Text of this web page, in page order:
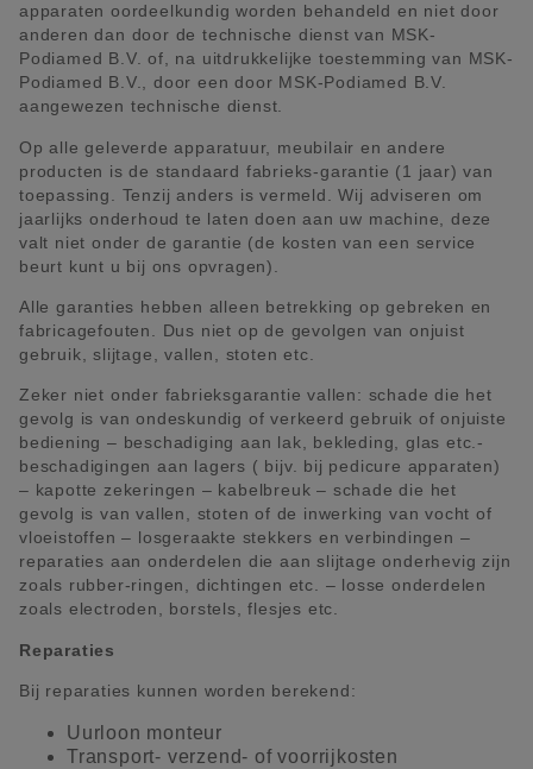
apparaten oordeelkundig worden behandeld en niet door
anderen dan door de technische dienst van MSK-
Podiamed B.V. of, na uitdrukkelijke toestemming van MSK-
Podiamed B.V., door een door MSK-Podiamed B.V.
aangewezen technische dienst.
Op alle geleverde apparatuur, meubilair en andere
producten is de standaard fabrieks-garantie (1 jaar) van
toepassing. Tenzij anders is vermeld. Wij adviseren om
jaarlijks onderhoud te laten doen aan uw machine, deze
valt niet onder de garantie (de kosten van een service
beurt kunt u bij ons opvragen).
Alle garanties hebben alleen betrekking op gebreken en
fabricagefouten. Dus niet op de gevolgen van onjuist
gebruik, slijtage, vallen, stoten etc.
Zeker niet onder fabrieksgarantie vallen: schade die het
gevolg is van ondeskundig of verkeerd gebruik of onjuiste
bediening – beschadiging aan lak, bekleding, glas etc.-
beschadigingen aan lagers ( bijv. bij pedicure apparaten)
– kapotte zekeringen – kabelbreuk – schade die het
gevolg is van vallen, stoten of de inwerking van vocht of
vloeistoffen – losgeraakte stekkers en verbindingen –
reparaties aan onderdelen die aan slijtage onderhevig zijn
zoals rubber-ringen, dichtingen etc. – losse onderdelen
zoals electroden, borstels, flesjes etc.
Reparaties
Bij reparaties kunnen worden berekend:
Uurloon monteur
Transport- verzend- of voorrijkosten